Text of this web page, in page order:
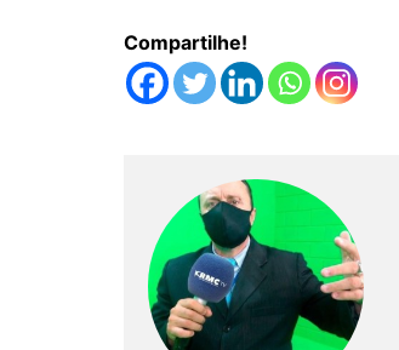
Compartilhe!